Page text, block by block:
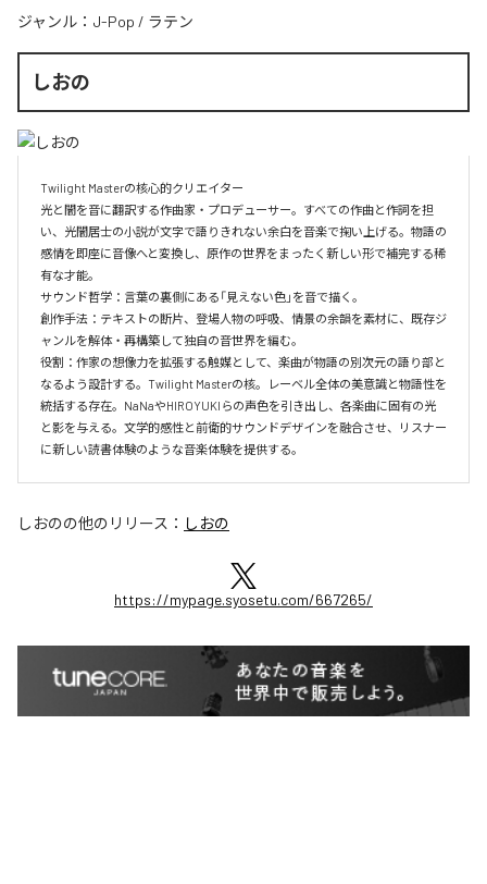
ジャンル： J-Pop / ラテン
しおの
Twilight Masterの核心的クリエイター
光と闇を音に翻訳する作曲家・プロデューサー。すべての作曲と作詞を担
い、光闇居士の小説が文字で語りきれない余白を音楽で掬い上げる。物語の
感情を即座に音像へと変換し、原作の世界をまったく新しい形で補完する稀
有な才能。
サウンド哲学：言葉の裏側にある「見えない色」を音で描く。
創作手法：テキストの断片、登場人物の呼吸、情景の余韻を素材に、既存ジ
ャンルを解体・再構築して独自の音世界を編む。
役割：作家の想像力を拡張する触媒として、楽曲が物語の別次元の語り部と
なるよう設計する。Twilight Masterの核。レーベル全体の美意識と物語性を
統括する存在。NaNaやHIROYUKIらの声色を引き出し、各楽曲に固有の光
と影を与える。文学的感性と前衛的サウンドデザインを融合させ、リスナー
に新しい読書体験のような音楽体験を提供する。
しおのの他のリリース： しおの
https://mypage.syosetu.com/667265/